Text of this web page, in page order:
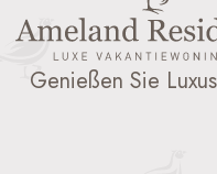
Genießen Sie